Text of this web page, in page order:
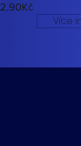
2,90Kč
Více